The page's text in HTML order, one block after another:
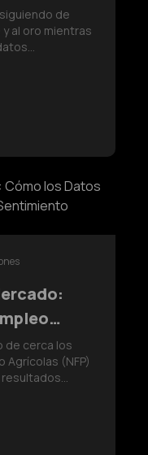
de
al oro mientras
Con
continúa
de cerca los
Agrícolas (NFP)
resultados